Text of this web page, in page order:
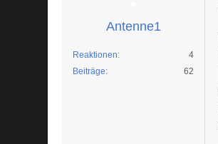
Antenne1
Reaktionen
4
Beiträge
62